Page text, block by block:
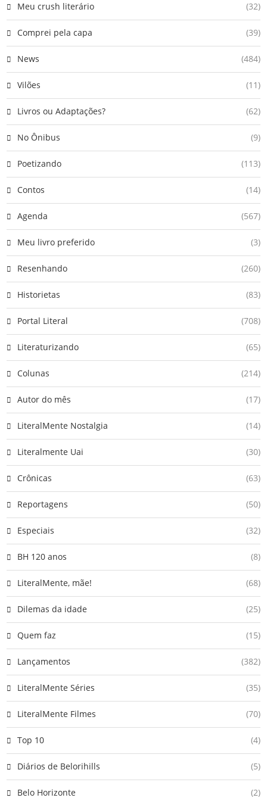
Meu crush literário (32)
Comprei pela capa (39)
News (484)
Vilões (11)
Livros ou Adaptações? (62)
No Ônibus (9)
Poetizando (113)
Contos (14)
Agenda (567)
Meu livro preferido (3)
Resenhando (260)
Historietas (83)
Portal Literal (708)
Literaturizando (65)
Colunas (214)
Autor do mês (17)
LiteralMente Nostalgia (14)
Literalmente Uai (30)
Crônicas (63)
Reportagens (50)
Especiais (32)
BH 120 anos (8)
LiteralMente, mãe! (68)
Dilemas da idade (25)
Quem faz (15)
Lançamentos (382)
LiteralMente Séries (35)
LiteralMente Filmes (70)
Top 10 (4)
Diários de Belorihills (5)
Belo Horizonte (2)